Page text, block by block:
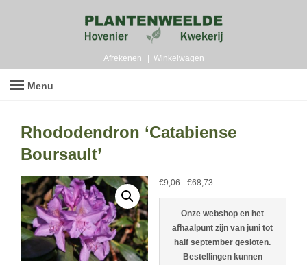
Afrekenen Winkelwagen
Menu
Rhododendron ‘Catabiense
Boursault’
€9,06 - €68,73Prijsklasse:
€9,06
tot
€68,73
Onze webshop en het
afhaalpunt zijn van juni tot
half september gesloten.
Bestellingen kunnen